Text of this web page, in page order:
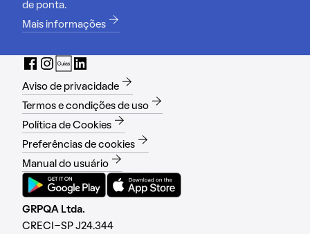
de ponta.
Mais informações
Aviso de privacidade
Termos e condições de uso
Política de Cookies
Preferências de cookies
Manual do usuário
GRPQA Ltda.
CRECI-SP J24.344